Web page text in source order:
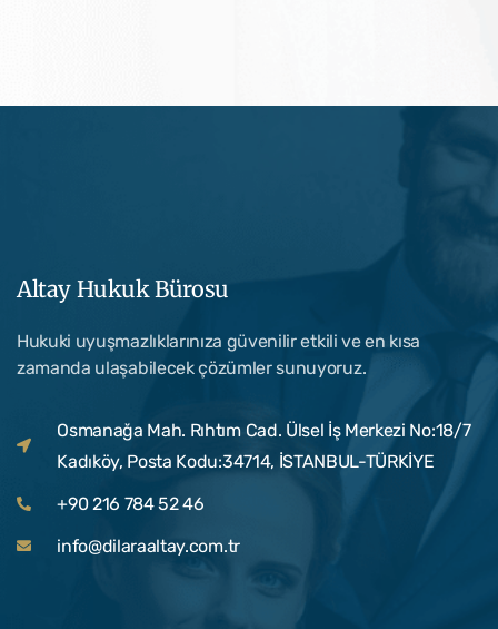
Altay Hukuk Bürosu
Hukuki uyuşmazlıklarınıza güvenilir etkili ve en kısa
zamanda ulaşabilecek çözümler sunuyoruz.
Osmanağa Mah. Rıhtım Cad. Ülsel İş Merkezi No:18/7
Kadıköy, Posta Kodu:34714, İSTANBUL-TÜRKİYE
+90 216 784 52 46
info@dilaraaltay.com.tr